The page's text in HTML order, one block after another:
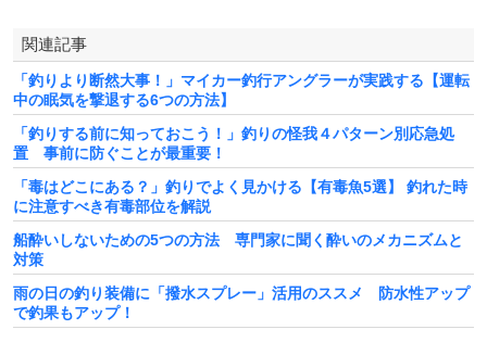
関連記事
「釣りより断然大事！」マイカー釣行アングラーが実践する【運転
中の眠気を撃退する6つの方法】
「釣りする前に知っておこう！」釣りの怪我４パターン別応急処
置 事前に防ぐことが最重要！
「毒はどこにある？」釣りでよく見かける【有毒魚5選】 釣れた時
に注意すべき有毒部位を解説
船酔いしないための5つの方法 専門家に聞く酔いのメカニズムと
対策
雨の日の釣り装備に「撥水スプレー」活用のススメ 防水性アップ
で釣果もアップ！